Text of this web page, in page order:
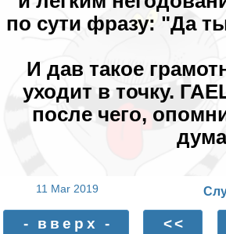
по сути фразу: "Да
И дав такое
уходит в точку.
после чего,
11 Mar 2019
- вверх - <<